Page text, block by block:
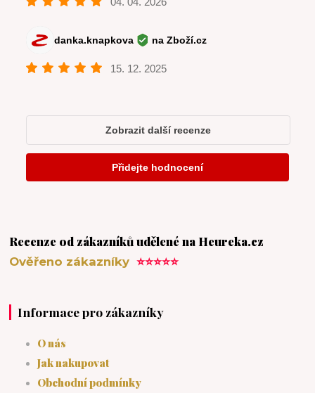
Recenze od zákazníků udělené na Heureka.cz
Ověřeno zákazníky⭐⭐⭐⭐⭐
Informace pro zákazníky
O nás
Jak nakupovat
Obchodní podmínky